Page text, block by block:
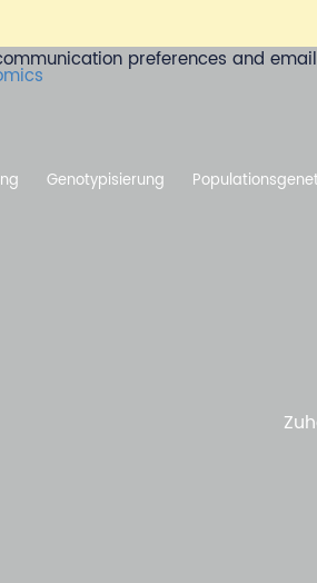
Genotypisierung